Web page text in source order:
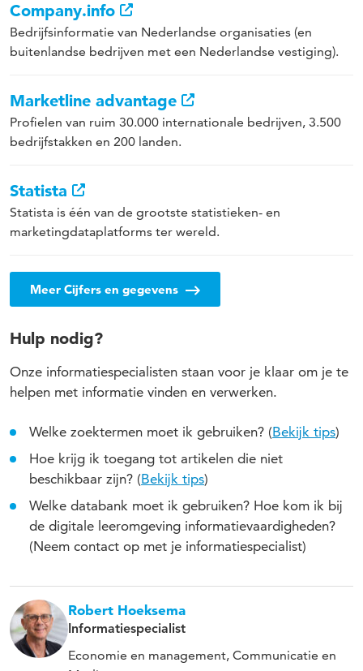
Company.info
Bedrijfsinformatie van Nederlandse organisaties (en
buitenlandse bedrijven met een Nederlandse vestiging).
Marketline advantage
Profielen van ruim 30.000 internationale bedrijven, 3.500
bedrijfstakken en 200 landen.
Statista
Statista is één van de grootste statistieken- en
marketingdataplatforms ter wereld.
Meer Cijfers en gegevens
Hulp nodig?
Onze informatiespecialisten staan voor je klaar om je te
helpen met informatie vinden en verwerken.
Welke zoektermen moet ik gebruiken? (Bekijk tips)
Hoe krijg ik toegang tot artikelen die niet
beschikbaar zijn? (Bekijk tips)
Welke databank moet ik gebruiken? Hoe kom ik bij
de digitale leeromgeving informatievaardigheden?
(Neem contact op met je informatiespecialist)
Robert Hoeksema
Informatiespecialist
Economie en management, Communicatie en